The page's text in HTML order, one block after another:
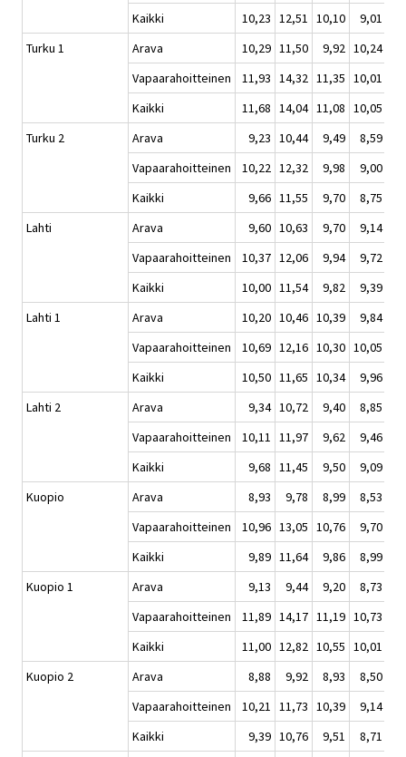
Kaikki
10,23 12,51 10,10
9,01
Turku 1
Arava 10,29 11,50 9,92 10,24
Vapaarahoitteinen
11,93 14,32 11,35 10,01
Kaikki
11,68 14,04 11,08 10,05
Turku 2
Arava 9,23 10,44 9,49
8,59
Vapaarahoitteinen
10,22 12,32 9,98
9,00
Kaikki
9,66 11,55 9,70
8,75
Lahti
Arava 9,60 10,63 9,70
9,14
Vapaarahoitteinen
10,37 12,06 9,94
9,72
Kaikki
10,00 11,54 9,82
9,39
Lahti 1
Arava 10,20 10,46 10,39
9,84
Vapaarahoitteinen
10,69 12,16 10,30 10,05
Kaikki
10,50 11,65 10,34
9,96
Lahti 2
Arava 9,34 10,72 9,40
8,85
Vapaarahoitteinen
10,11 11,97 9,62
9,46
Kaikki
9,68 11,45 9,50
9,09
Kuopio
Arava 8,93 9,78 8,99
8,53
Vapaarahoitteinen
10,96 13,05 10,76
9,70
Kaikki
9,89 11,64 9,86
8,99
Kuopio 1
Arava 9,13 9,44 9,20
8,73
Vapaarahoitteinen
11,89 14,17 11,19 10,73
Kaikki
11,00 12,82 10,55 10,01
Kuopio 2
Arava 8,88 9,92 8,93
8,50
Vapaarahoitteinen
10,21 11,73 10,39
9,14
Kaikki
9,39 10,76 9,51
8,71